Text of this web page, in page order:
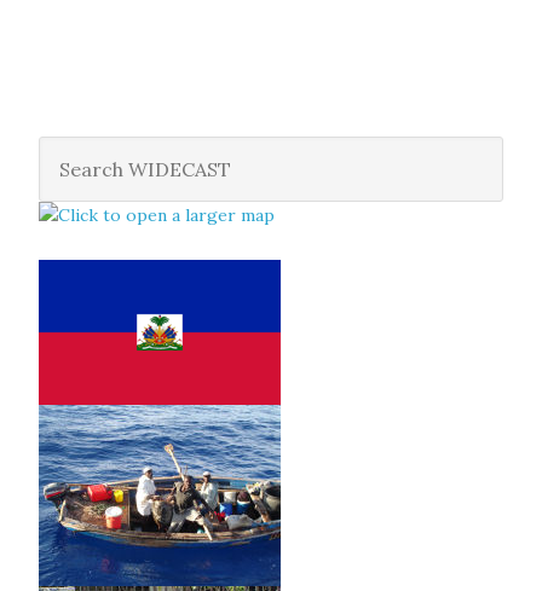
d) de capturer des tortues de mer, des carets sur la plage;